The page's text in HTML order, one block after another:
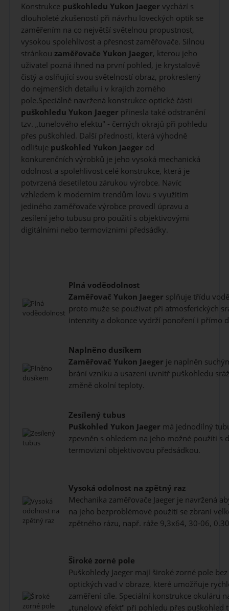
Konstrukce puškohledu Yukon Jaeger vychází s
dlouholeté zkušeností při návrhu loveckých optik se
zaměřením na co největší světelnou propustnost,
vysokou spolehlivost a přesnost zaměřovače. Silnou
stránkou zaměřovače Yukon Jaeger, kterou jeho
uživatel pozná ihned na první pohled, je krystalově
čistý a oslňující svou světelností obraz, prokreslený
do nejmenších detailu i v krajích zorného
pole.Speciálně navržená konstrukce optické části
puškohledu Yukon Jaeger přinesla také odstranění
tzv. „tunelového efektu" - černých okrajů při pohledu
přes puškohled. Další předností, která výhodně
odlišuje puškohled Yukon Jaeger od
konkurenčních výrobků je jeho vysoká mechanická
odolnost a spolehlivost celé konstrukce, která je
potvrzená desetiletou zárukou výrobce. Navíc
vzhledem k moderním trendům lovu s využitím
jediného zaměřovače výrobce provedl úpravu a
zesílení jeho tubusu pro použití s objektivovými
digitálními nebo termoviznimi předsádky.
Plná voděodolnost
Zaměřovač Yukon Jaeger splňuje třídu
proto muže se používat při atmosferických
intenzity a dokonce vydrží ponoření i přímo
Naplněno dusíkem
Zaměřovač Yukon Jaeger je naplněn
brání vzniku a usazení uvnitř puškohledu
změně okolní teploty.
Zesílený tubus
Puškohled Yukon Jaeger má jednodílný
zpevněn s ohledem na jeho možné použíti s
termovizní objektivovou předsádkou.
Vysoká odolnost na zpětný raz
Mechanika zaměřovače Jaeger je navržená
na jeho bezproblémové použití se zbraní
zpětného rázu, např. ráže 9,3x64, 30-06,
Široké zorné pole
Puškohledy Jaeger mají široké zorné pole
optických vad v obraze, které umožňuje
zaměření cíle. Speciální konstrukce okuláru
„tunelový efekt" při pohledu přes puškohled